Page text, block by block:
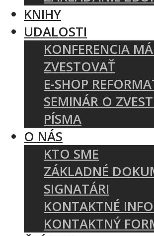
KNIHY
UDALOSTI
KONFERENCIA
ZVESTOVAŤ
E-SHOP
SEMINÁR O
PÍSMA
O NÁS
KTO SME
ZÁKLADNÉ
SIGNATÁRI
KONTAKTNÉ
KONTAKTNÝ